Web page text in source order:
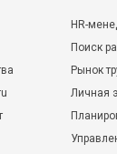
HR-
Поиск
Рынок
Личная